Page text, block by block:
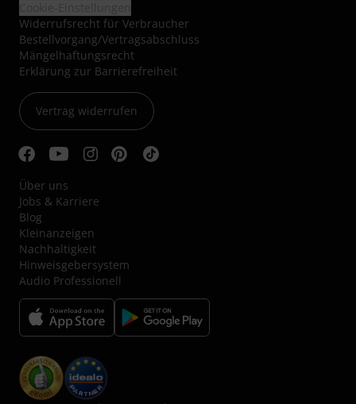
Widerrufsrecht für Verbraucher
Bestellvorgang/Vertragsabschluss
Mängelhaftungsrecht
Erklärung zur Barrierefreiheit
Vertrag widerrufen
Über uns
Jobs & Karriere
Blog
Kleinanzeigen
Nachhaltigkeit
Hinweisgebersystem
Audio Professionell